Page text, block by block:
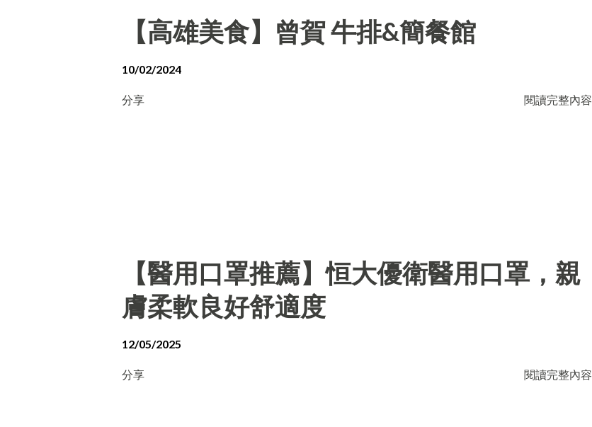
【高雄美食】曾賀 牛排&簡餐館
10/02/2024
分享 閱讀完整內容
【醫用口罩推薦】恒大優衛醫用口罩，親
膚柔軟良好舒適度
12/05/2025
分享 閱讀完整內容